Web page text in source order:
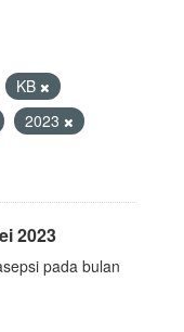
KB
2023
2023
pada bulan